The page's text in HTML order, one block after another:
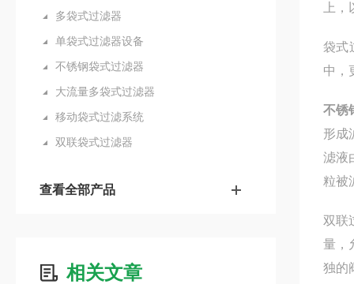
多袋式过滤器
单袋式过滤器设备
不锈钢袋式过滤器
大流量多袋式过滤器
移动袋式过滤系统
双联袋式过滤器
查看全部产品
相关文章
上
袋式
中，
不锈
形成
滤液
粒被
双联
量，
独的